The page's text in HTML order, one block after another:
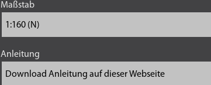
Maßstab
Anleitung